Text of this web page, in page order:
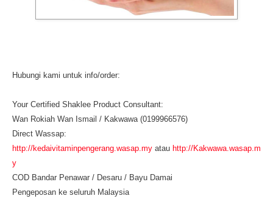
Hubungi kami untuk info/order:
Your Certified Shaklee Product Consultant:
Wan Rokiah Wan Ismail / Kakwawa (0199966576)
Direct Wassap:
http://kedaivitaminpengerang.wasap.my atau http://Kakwawa.wasap.m
y
COD Bandar Penawar / Desaru / Bayu Damai
Pengeposan ke seluruh Malaysia